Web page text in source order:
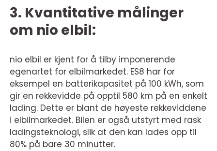
3. Kvantitative målinger
om nio elbil:
nio elbil er kjent for å tilby imponerende
egenartet for elbilmarkedet. ES8 har for
eksempel en batterikapasitet på 100 kWh, som
gir en rekkevidde på opptil 580 km på en enkelt
lading. Dette er blant de høyeste rekkeviddene
i elbilmarkedet. Bilen er også utstyrt med rask
ladingsteknologi, slik at den kan lades opp til
80% på bare 30 minutter.